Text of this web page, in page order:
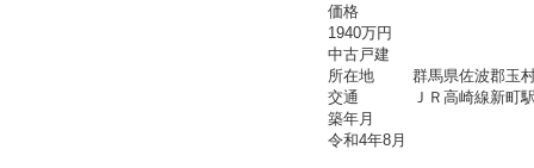
価格
1940万円
中古戸建
所在地
群馬県佐波郡玉
交通
ＪＲ高崎線新町
築年月
令和4年8月